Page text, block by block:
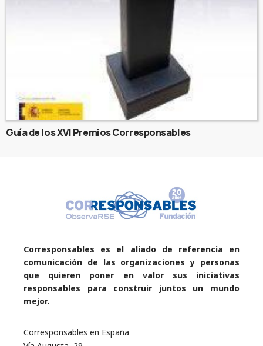
Guía de los XVI Premios Corresponsables
Corresponsables es el aliado de referencia en
comunicación de las organizaciones y personas
que quieren poner en valor sus iniciativas
responsables para construir juntos un mundo
mejor.
Corresponsables en España